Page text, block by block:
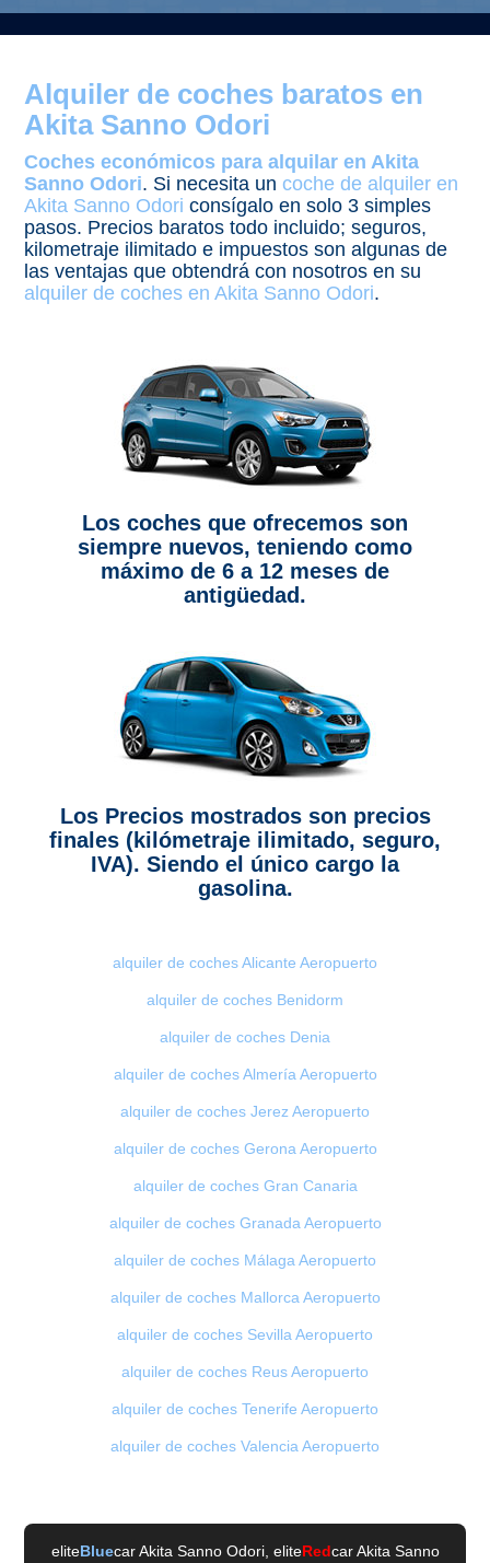
Alquiler de coches baratos en
Akita Sanno Odori
Coches económicos para alquilar en Akita
Sanno Odori. Si necesita uncoche de alquiler en
Akita Sanno Odori consígalo en solo 3 simples
pasos. Precios baratos todo incluido; seguros,
kilometraje ilimitado e impuestos son algunas de
las ventajas que obtendrá con nosotros en su
alquiler de coches en Akita Sanno Odori.
Los coches que ofrecemos son
siempre nuevos, teniendo como
máximo de 6 a 12 meses de
antigüedad.
Los Precios mostrados son precios
finales (kilómetraje ilimitado, seguro,
IVA). Siendo el único cargo la
gasolina.
alquiler de coches Alicante Aeropuerto
alquiler de coches Benidorm
alquiler de coches Denia
alquiler de coches Almería Aeropuerto
alquiler de coches Jerez Aeropuerto
alquiler de coches Gerona Aeropuerto
alquiler de coches Gran Canaria
alquiler de coches Granada Aeropuerto
alquiler de coches Málaga Aeropuerto
alquiler de coches Mallorca Aeropuerto
alquiler de coches Sevilla Aeropuerto
alquiler de coches Reus Aeropuerto
alquiler de coches Tenerife Aeropuerto
alquiler de coches Valencia Aeropuerto
eliteBluecar Akita Sanno Odori, eliteRedcar Akita Sanno